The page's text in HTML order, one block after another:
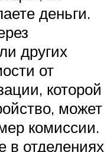
деньги.
других
от
которой
может
комиссии.
в отделениях